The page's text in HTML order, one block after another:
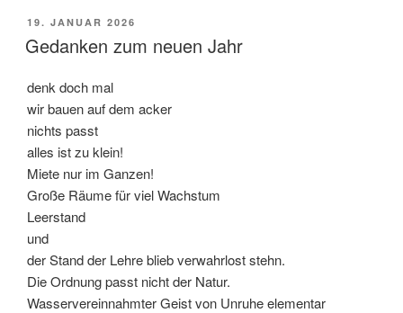
VERÖFFENTLICHT
AM
19. JANUAR 2026
Gedanken zum neuen Jahr
denk doch mal
wir bauen auf dem acker
nichts passt
alles ist zu klein!
Miete nur im Ganzen!
Große Räume für viel Wachstum
Leerstand
und
der Stand der Lehre blieb verwahrlost stehn.
Die Ordnung passt nicht der Natur.
Wasservereinnahmter Geist von Unruhe elementar